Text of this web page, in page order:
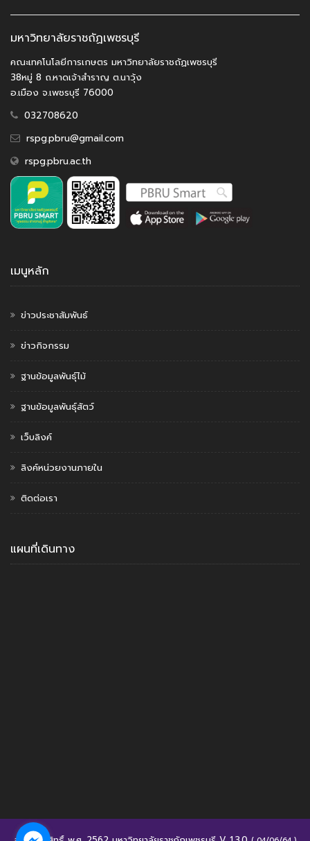
มหาวิทยาลัยราชถัฏเพชรบุรี
คณะเทคโนโลยีการเกษตร มหาวิทยาลัยราชถัฏเพชรบุรี
38หมู่ 8 ถ.หาดเจ้าสำราญ ต.นาวุ้ง
อ.เมือง จ.เพชรบุรี 76000
032708620
rspg.pbru@gmail.com
rspg.pbru.ac.th
เมนูหลัก
ข่าวประชาสัมพันธ์
ข่าวกิจกรรม
ฐานข้อมูลพันธุ์ไม้
ฐานข้อมูลพันธุ์สัตว์
เว็บลิงค์
ลิงค์หน่วยงานภายใน
ติดต่อเรา
แผนที่เดินทาง